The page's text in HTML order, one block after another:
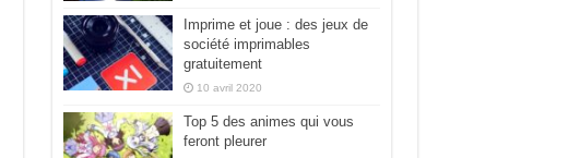
Imprime et joue : des jeux de
société imprimables
gratuitement
10 avril 2020
Top 5 des animes qui vous
feront pleurer